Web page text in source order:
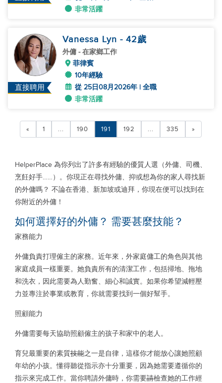
非常活躍
直接聘用
Vanessa Lyn - 42歲
外傭 - 在家鄉工作
菲律賓
10年經驗
從 25日08月2026年 | 全職
非常活躍
« 1 ... 190 191 192 ... 335 »
HelperPlace 為你列出了許多有經驗的優質人選（外傭、司機、
烹飪好手……）。你現正在尋找外傭、抑或想為你的家人尋找新
的外傭嗎？ 不論在香港、新加坡或迪拜，你現在便可以找到在
你附近的外傭！
如何選擇好的外傭？ 需要甚麼技能？
家務能力
外傭負責打理僱主的家務。近年來，外家庭傭工的角色與其他
家庭成員一樣重要。她負責所有的清潔工作，包括掃地、拖地
和洗衣，因此需要為人勤奮、細心和誠實。如果你希望減輕壓
力並專注於事業或教育，你就需要找到一個好幫手。
照顧能力
外傭需要每天協助照顧僱主的孩子和家中的老人。
育兒最重要的素質技能之一是自律，這樣你才能放心讓她照顧
年幼的小孩。懂得聽從指示亦十分重要，因為她需要遵循你的
指示來完成工作。當你聘請外傭時，你需要請檢查她的工作經